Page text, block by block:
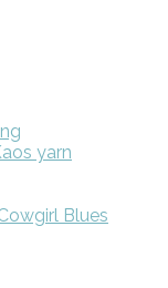
yarn
Blues